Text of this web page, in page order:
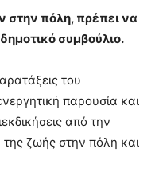
πόλη, πρέπει να
συμβούλιο.
του
παρουσία και
από την
της ζωής στην πόλη και